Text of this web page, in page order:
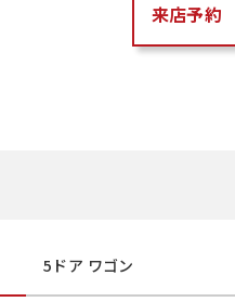
来店予約
5ドア ワゴン